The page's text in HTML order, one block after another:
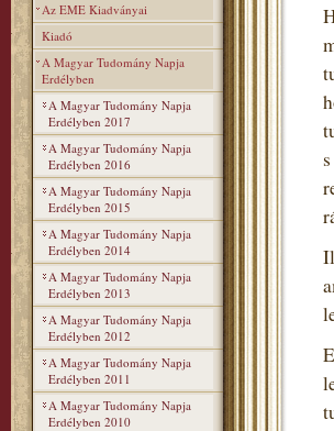
Az EME Kiadványai
Kiadó
A Magyar Tudomány Napja
Erdélyben
A Magyar Tudomány Napja
Erdélyben 2017
A Magyar Tudomány Napja
Erdélyben 2016
A Magyar Tudomány Napja
Erdélyben 2015
A Magyar Tudomány Napja
Erdélyben 2014
A Magyar Tudomány Napja
Erdélyben 2013
A Magyar Tudomány Napja
Erdélyben 2012
A Magyar Tudomány Napja
Erdélyben 2011
A Magyar Tudomány Napja
Erdélyben 2010